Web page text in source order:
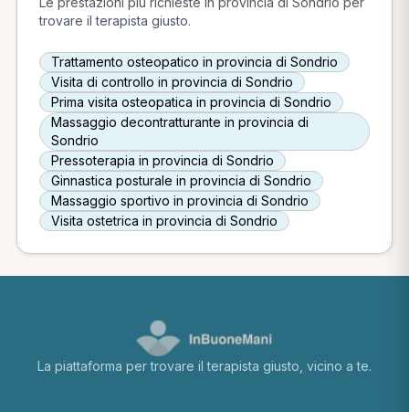
trovare il terapista giusto.
Trattamento osteopatico in provincia di Sondrio
Visita di controllo in provincia di Sondrio
Prima visita osteopatica in provincia di Sondrio
Massaggio decontratturante in provincia di
Sondrio
Pressoterapia in provincia di Sondrio
Ginnastica posturale in provincia di Sondrio
Massaggio sportivo in provincia di Sondrio
Visita ostetrica in provincia di Sondrio
La piattaforma per trovare il terapista giusto, vicino a te.